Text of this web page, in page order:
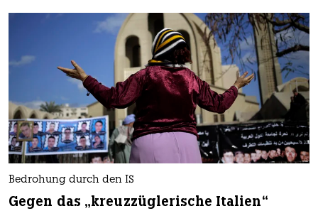
Bedrohung durch den IS
Gegen das „kreuzzüglerische Italien“